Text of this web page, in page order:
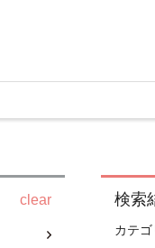
clear 検索
カテゴ